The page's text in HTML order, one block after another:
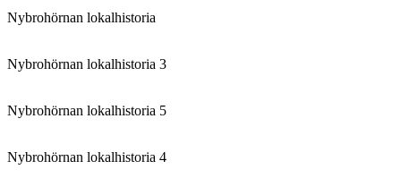
Nybrohörnan lokalhistoria
Nybrohörnan lokalhistoria 3
Nybrohörnan lokalhistoria 5
Nybrohörnan lokalhistoria 4